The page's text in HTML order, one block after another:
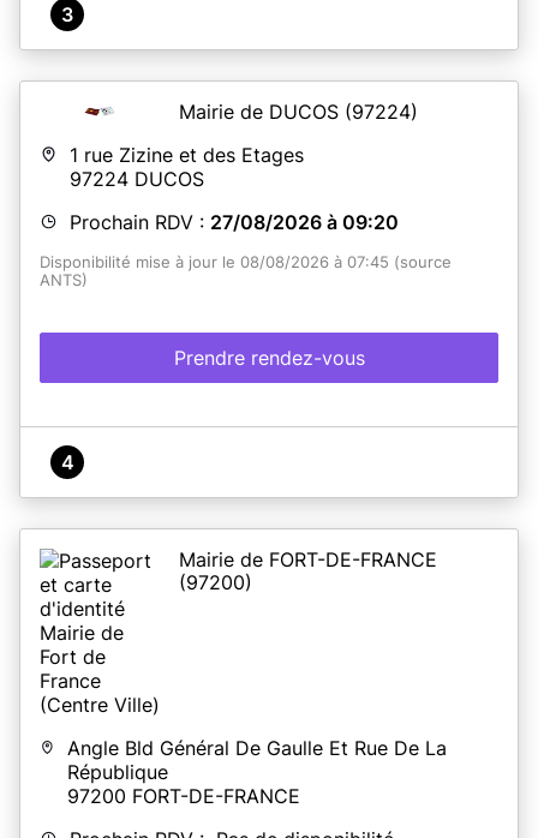
3
Mairie de DUCOS (97224)
1 rue Zizine et des Etages
97224 DUCOS
Prochain RDV : 27/08/2026 à 09:20
Disponibilité mise à jour le 08/08/2026 à 07:45 (source
ANTS)
Prendre rendez-vous
4
Mairie de FORT-DE-FRANCE
(97200)
Angle Bld Général De Gaulle Et Rue De La
République
97200 FORT-DE-FRANCE